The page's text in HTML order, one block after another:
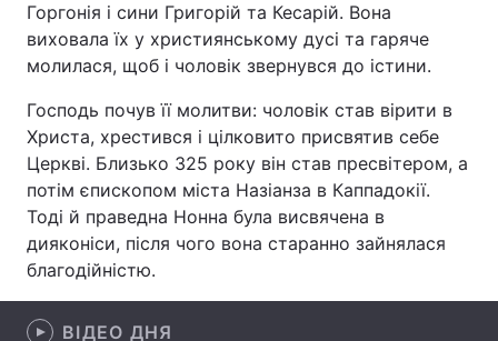
Техно і зв'язок
Зброя Інциденти
Здоров'я
Цікавинки Погода
Екологія Регіони
Лонгріди
Горгонія і сини Григорій та Кесарій. Вона
виховала їх у християнському дусі та гаряче
молилася, щоб і чоловік звернувся до істини.
Господь почув її молитви: чоловік став вірити в
Христа, хрестився і цілковито присвятив себе
Церкві. Близько 325 року він став пресвітером, а
потім єпископом міста Назіанза в Каппадокії.
Тоді й праведна Нонна була висвячена в
дияконіси, після чого вона старанно зайнялася
благодійністю.
ВІДЕО ДНЯ